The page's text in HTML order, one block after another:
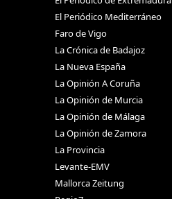
El Periódico Mediterráneo
Faro de Vigo
La Crónica de Badajoz
La Nueva España
La Opinión A Coruña
La Opinión de Murcia
La Opinión de Málaga
La Opinión de Zamora
La Provincia
Levante-EMV
Mallorca Zeitung